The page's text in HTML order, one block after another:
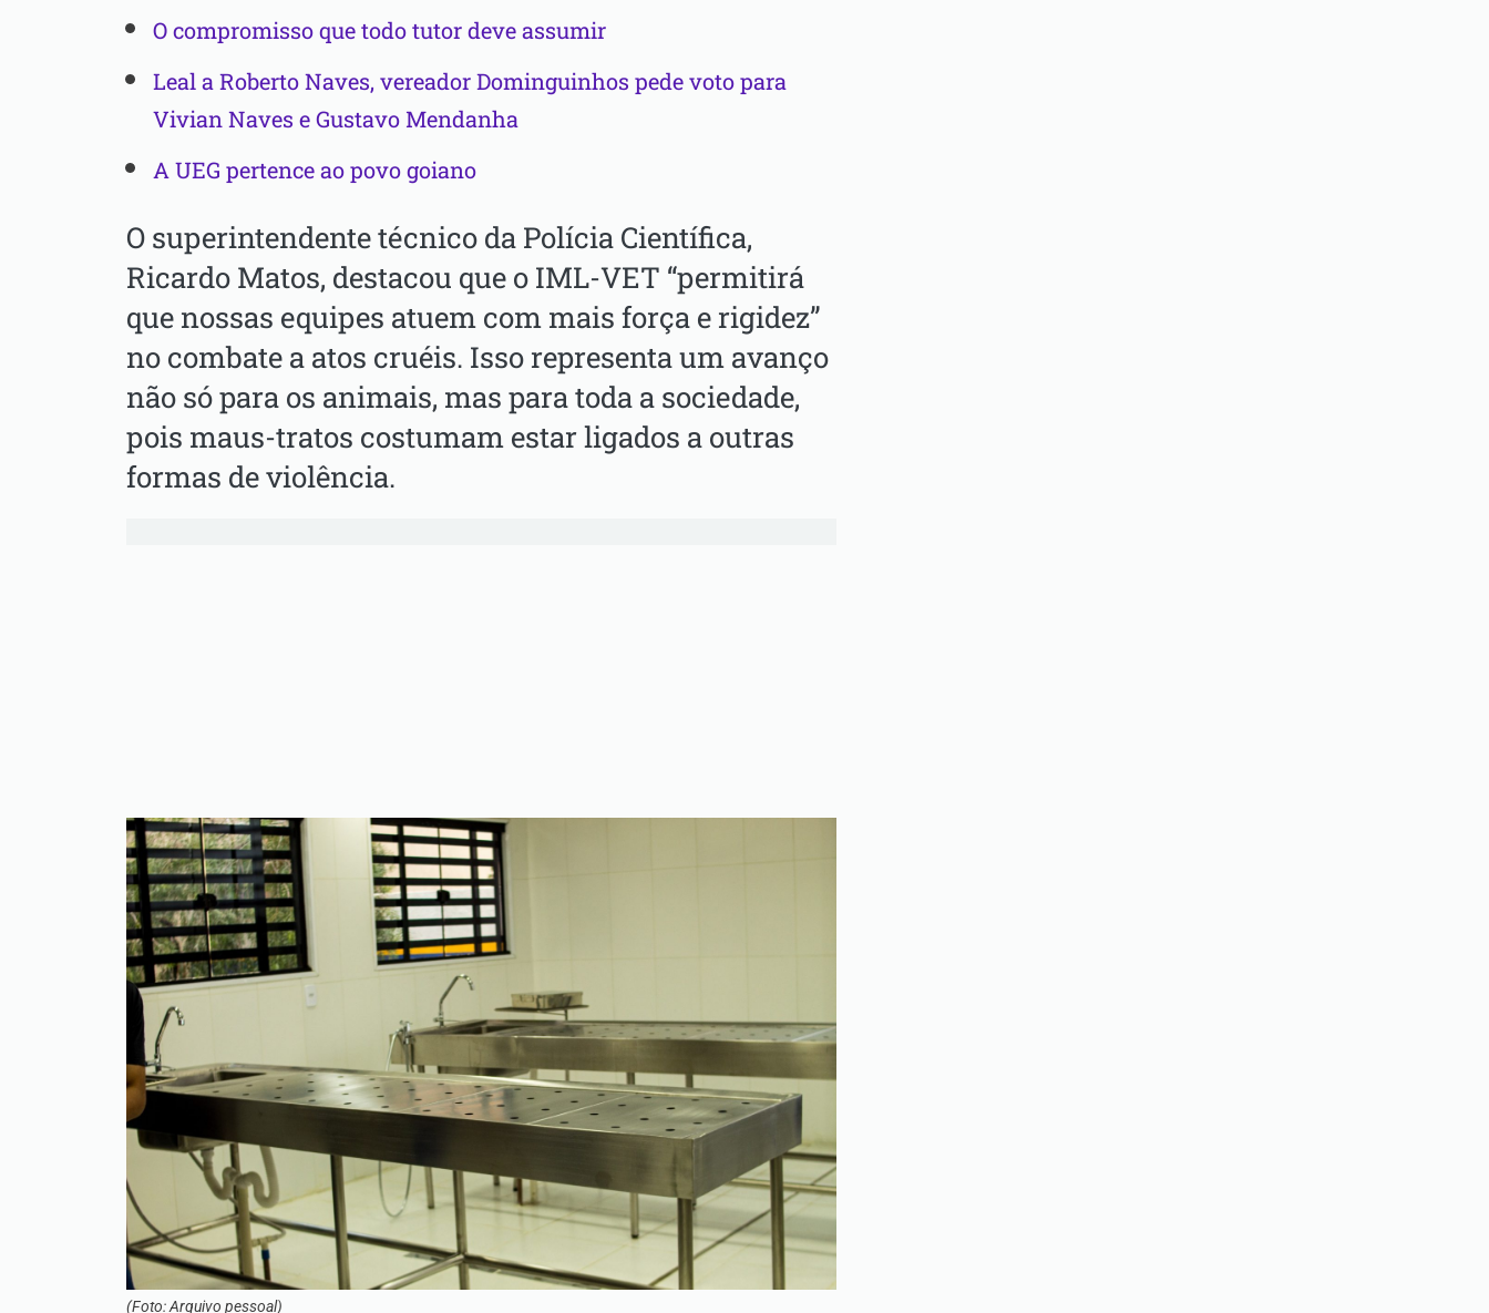
O compromisso que todo tutor deve assumir
Leal a Roberto Naves, vereador Dominguinhos pede voto para
Vivian Naves e Gustavo Mendanha
A UEG pertence ao povo goiano
O superintendente técnico da Polícia Científica,
Ricardo Matos, destacou que o IML-VET “permitirá
que nossas equipes atuem com mais força e rigidez”
no combate a atos cruéis. Isso representa um avanço
não só para os animais, mas para toda a sociedade,
pois maus-tratos costumam estar ligados a outras
formas de violência.
(Foto: Arquivo pessoal)